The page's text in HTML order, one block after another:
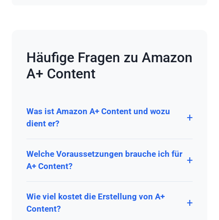
Häufige Fragen zu Amazon
A+ Content
Was ist Amazon A+ Content und wozu
dient er?
ihre Produktbeschreibungen mit Bildern,
Vergleichstabellen und Storytelling-Modulen
Rate um durchschnittlich 3–10%.
Welche Voraussetzungen brauche ich für
A+ Content?
Amazon Brand Registry. Der Basis A+ Content ist
kostenlos verfügbar. Für Premium A+ Content
Wie viel kostet die Erstellung von A+
Content?